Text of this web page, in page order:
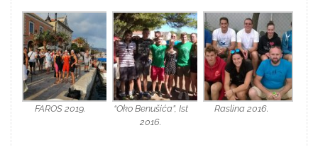
FAROS 2019.
“Oko Benušića”, Ist
2016.
Raslina 2016.